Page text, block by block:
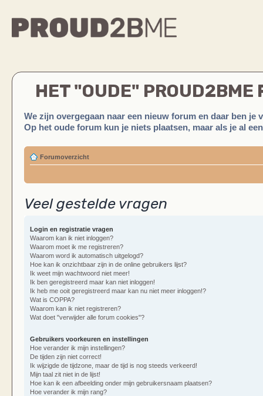
HET "OUDE" PROUD2BME
We zijn overgegaan naar een nieuw forum en daar ben je
Op het oude forum kun je niets plaatsen, maar als je al
Forumoverzicht
Veel gestelde vragen
Login en registratie vragen
Waarom kan ik niet inloggen?
Waarom moet ik me registreren?
Waarom word ik automatisch uitgelogd?
Hoe kan ik onzichtbaar zijn in de online gebruikers lijst?
Ik weet mijn wachtwoord niet meer!
Ik ben geregistreerd maar kan niet inloggen!
Ik heb me ooit geregistreerd maar kan nu niet meer inloggen!?
Wat is COPPA?
Waarom kan ik niet registreren?
Wat doet "verwijder alle forum cookies"?
Gebruikers voorkeuren en instellingen
Hoe verander ik mijn instellingen?
De tijden zijn niet correct!
Ik wijzigde de tijdzone, maar de tijd is nog steeds verkeerd!
Mijn taal zit niet in de lijst!
Hoe kan ik een afbeelding onder mijn gebruikersnaam plaatsen?
Hoe verander ik mijn rang?